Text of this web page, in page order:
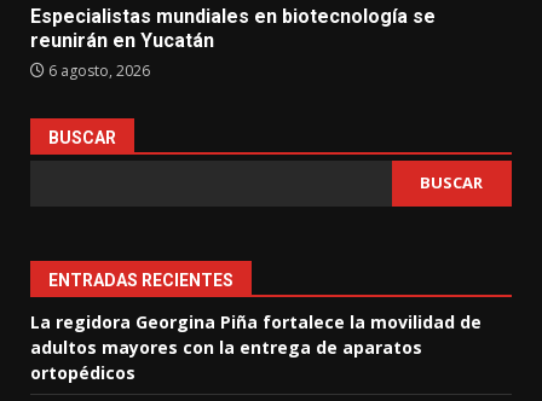
Especialistas mundiales en biotecnología se
reunirán en Yucatán
6 agosto, 2026
BUSCAR
BUSCAR
ENTRADAS RECIENTES
La regidora Georgina Piña fortalece la movilidad de
adultos mayores con la entrega de aparatos
ortopédicos